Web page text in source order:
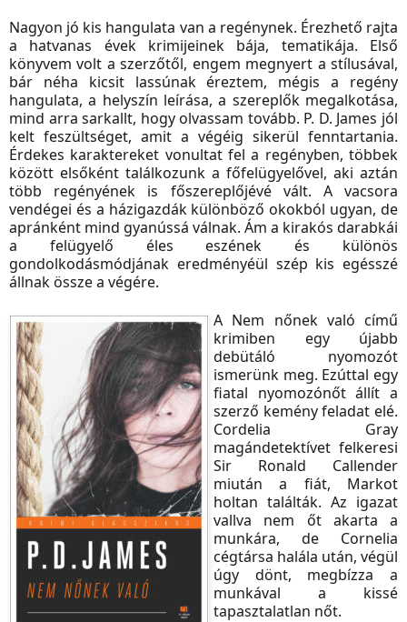
Nagyon jó kis hangulata van a regénynek. Érezhető rajta
a hatvanas évek krimijeinek bája, tematikája. Első
könyvem volt a szerzőtől, engem megnyert a stílusával,
bár néha kicsit lassúnak éreztem, mégis a regény
hangulata, a helyszín leírása, a szereplők megalkotása,
mind arra sarkallt, hogy olvassam tovább. P. D. James jól
kelt feszültséget, amit a végéig sikerül fenntartania.
Érdekes karaktereket vonultat fel a regényben, többek
között elsőként találkozunk a főfelügyelővel, aki aztán
több regényének is főszereplőjévé vált. A vacsora
vendégei és a házigazdák különböző okokból ugyan, de
apránként mind gyanússá válnak. Ám a kirakós darabkái
a felügyelő éles eszének és különös
gondolkodásmódjának eredményéül szép kis egésszé
állnak össze a végére.
A Nem nőnek való című
krimiben egy újabb
debütáló nyomozót
ismerünk meg. Ezúttal egy
fiatal nyomozónőt állít a
szerző kemény feladat elé.
Cordelia Gray
magándetektívet felkeresi
Sir Ronald Callender
miután a fiát, Markot
holtan találták. Az igazat
vallva nem őt akarta a
munkára, de Cornelia
cégtársa halála után, végül
úgy dönt, megbízza a
munkával a kissé
tapasztalatlan nőt.